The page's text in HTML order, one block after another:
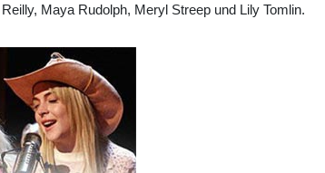
Maya Rudolph, Meryl Streep und Lily Tomlin.